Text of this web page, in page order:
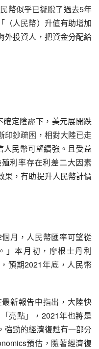
幣似乎已擺脫了過去5年
（人民幣）升值有助增加
外投資人，把資金分配給
定陰霾下，美元展開跌
印鈔疏困，相對大陸已走
人民幣可望續強。且受益
利率存在利差二大因素
果，有助提升人民幣計價
月，人民幣匯率可望從
」本月初，摩根士丹利
預期2021年底，人民幣
新報告中指出，大陸快
亮點」，2021年也將是
強勁的經濟復甦有一部分
預估，隨著經濟復